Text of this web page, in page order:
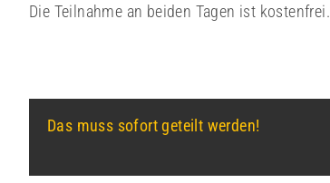
Die Teilnahme an beiden Tagen ist kostenfrei.
Das muss sofort geteilt werden!